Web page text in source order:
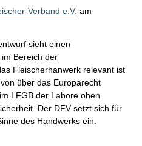
Verband e.V. am
sieht einen
Bereich der
Fleischerhanwerk relevant ist
über das Europarecht
LFGB der Labore ohen
Der DFV setzt sich für
des Handwerks ein.